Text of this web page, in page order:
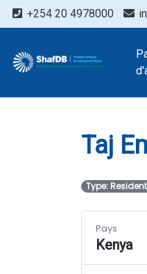
+254 20 4978000
Taj
Type:
Pays
Kenya